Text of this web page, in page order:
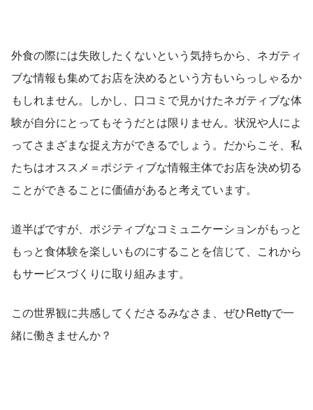
外食の際には失敗したくないという気持ちから、ネガティ
ブな情報も集めてお店を決めるという方もいらっしゃるか
もしれません。しかし、口コミで見かけたネガティブな体
験が自分にとってもそうだとは限りません。状況や人によ
ってさまざまな捉え方ができるでしょう。だからこそ、私
たちはオススメ＝ポジティブな情報主体でお店を決め切る
ことができることに価値があると考えています。
道半ばですが、ポジティブなコミュニケーションがもっと
もっと食体験を楽しいものにすることを信じて、これから
もサービスづくりに取り組みます。
この世界観に共感してくださるみなさま、ぜひRettyで一
緒に働きませんか？